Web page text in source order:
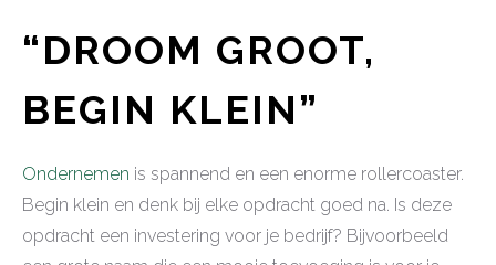
“DROOM GROOT,
BEGIN KLEIN”
Ondernemen is spannend en een enorme rollercoaster.
Begin klein en denk bij elke opdracht goed na. Is deze
opdracht een investering voor je bedrijf? Bijvoorbeeld